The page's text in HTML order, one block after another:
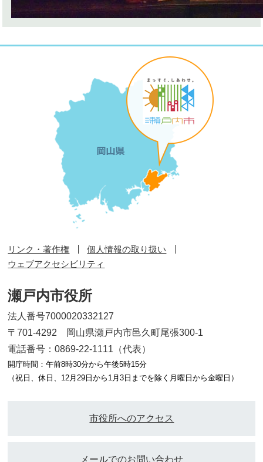
リンク・著作権
個人情報の取り扱い
ウェブアクセシビリティ
瀬戸内市役所
法人番号7000020332127
〒701-4292 岡山県瀬戸内市邑久町尾張300-1
電話番号：0869-22-1111（代表）
開庁時間：午前8時30分から午後5時15分
（祝日、休日、12月29日から1月3日までを除く月曜日から金曜日）
市役所へのアクセス
メールでのお問い合わせ